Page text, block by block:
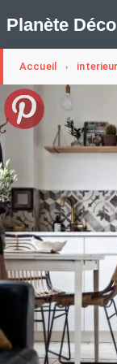
Planète Déco
🛍︎ Shop Planète
Appartement
Design Suédois
Idées Déco En 10
Maison En Ville
Tendance
La Décoration
Les Trouvailles
Maison
Maison
Maison Et
Accueil ›